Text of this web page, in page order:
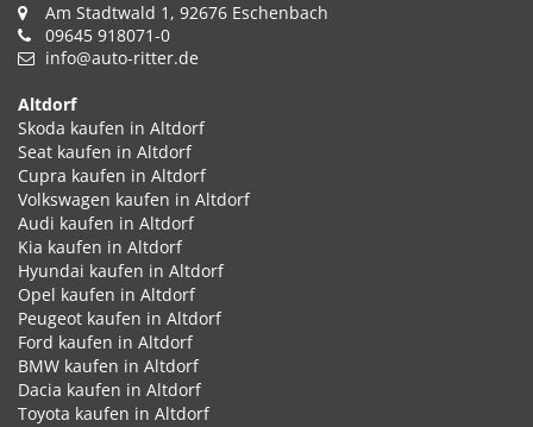
Am Stadtwald 1, 92676 Eschenbach
09645 918071-0
info@auto-ritter.de
Altdorf
Skoda kaufen in Altdorf
Seat kaufen in Altdorf
Cupra kaufen in Altdorf
Volkswagen kaufen in Altdorf
Audi kaufen in Altdorf
Kia kaufen in Altdorf
Hyundai kaufen in Altdorf
Opel kaufen in Altdorf
Peugeot kaufen in Altdorf
Ford kaufen in Altdorf
BMW kaufen in Altdorf
Dacia kaufen in Altdorf
Toyota kaufen in Altdorf